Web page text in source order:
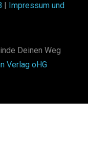
Impressum und
Deinen Weg
Verlag oHG